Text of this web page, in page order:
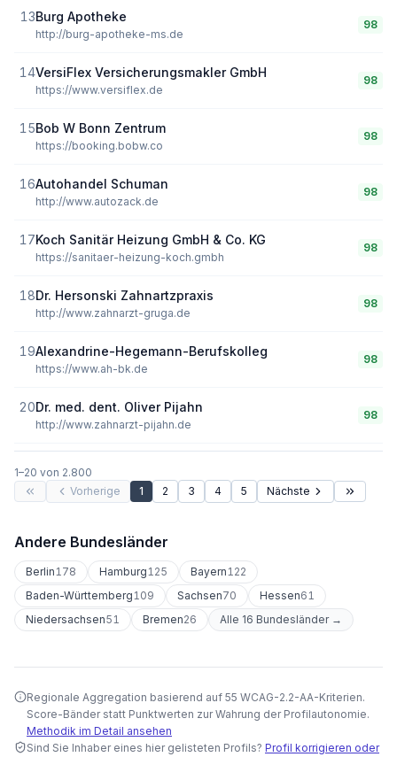
13Burg Apotheke
http://burg-apotheke-ms.de
98
14VersiFlex Versicherungsmakler GmbH
https://www.versiflex.de
98
15Bob W Bonn Zentrum
https://booking.bobw.co
98
16Autohandel Schuman
http://www.autozack.de
98
17Koch Sanitär Heizung GmbH & Co. KG
https://sanitaer-heizung-koch.gmbh
98
18Dr. Hersonski Zahnartzpraxis
http://www.zahnarzt-gruga.de
98
19Alexandrine-Hegemann-Berufskolleg
https://www.ah-bk.de
98
20Dr. med. dent. Oliver Pijahn
http://www.zahnarzt-pijahn.de
98
1–20 von 2.800
Vorherige
1 2 3 4 5 Nächste
Andere Bundesländer
Berlin178 Hamburg125 Bayern122
Baden-Württemberg109 Sachsen70 Hessen61
Niedersachsen51 Bremen26 Alle 16 Bundesländer →
Regionale Aggregation basierend auf 55 WCAG-2.2-AA-Kriterien.
Score-Bänder statt Punktwerten zur Wahrung der Profilautonomie.
Methodik im Detail ansehen
Sind Sie Inhaber eines hier gelisteten Profils? Profil korrigieren oder